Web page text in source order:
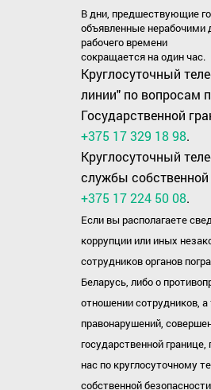
В дни, предшествующие
объявленные нерабочими
рабочего времени
сокращается на один час.
Круглосуточный
линии" по вопросам
Государственной
+375 17 329 18 98.
Круглосуточный
службы собственной
+375 17 224 50 08.
Если вы располагаете
коррупции или иных
сотрудников органов
Беларусь, либо о
отношении сотрудников,
правонарушений,
государственной
нас по круглосуточному
собственной безопасности